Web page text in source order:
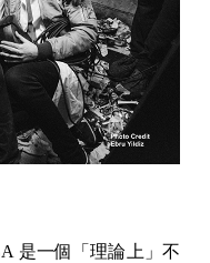
是一個「理論上」不